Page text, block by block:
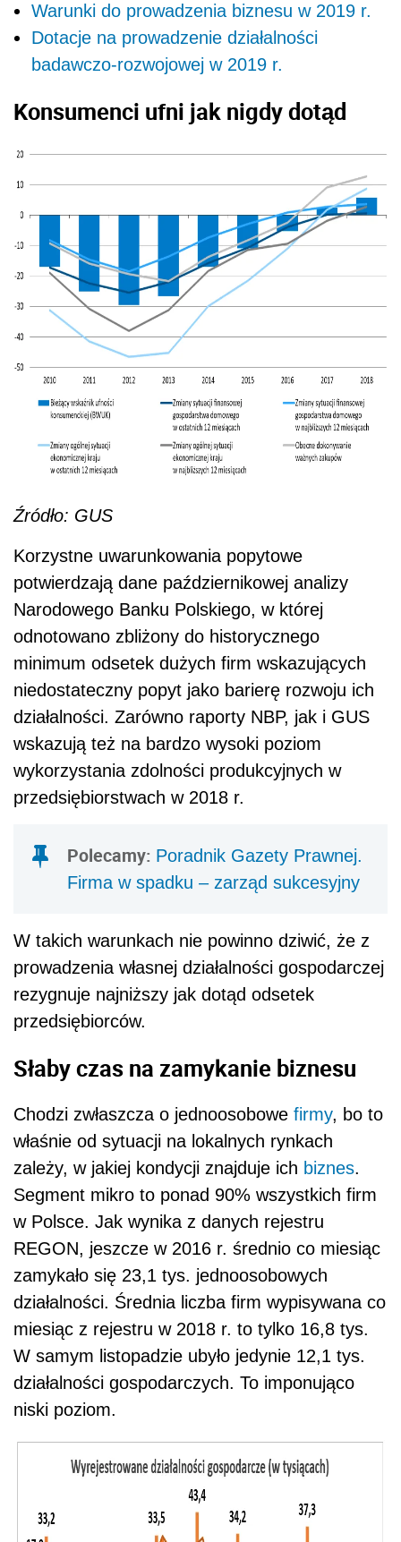
Warunki do prowadzenia biznesu w 2019 r.
Dotacje na prowadzenie działalności
badawczo-rozwojowej w 2019 r.
Konsumenci ufni jak nigdy dotąd
Źródło: GUS
Korzystne uwarunkowania popytowe
potwierdzają dane październikowej analizy
Narodowego Banku Polskiego, w której
odnotowano zbliżony do historycznego
minimum odsetek dużych firm wskazujących
niedostateczny popyt jako barierę rozwoju ich
działalności. Zarówno raporty NBP, jak i GUS
wskazują też na bardzo wysoki poziom
wykorzystania zdolności produkcyjnych w
przedsiębiorstwach w 2018 r.
Polecamy: Poradnik Gazety Prawnej.
Firma w spadku – zarząd sukcesyjny
W takich warunkach nie powinno dziwić, że z
prowadzenia własnej działalności gospodarczej
rezygnuje najniższy jak dotąd odsetek
przedsiębiorców.
Słaby czas na zamykanie biznesu
Chodzi zwłaszcza o jednoosobowe firmy, bo to
właśnie od sytuacji na lokalnych rynkach
zależy, w jakiej kondycji znajduje ich biznes.
Segment mikro to ponad 90% wszystkich firm
w Polsce. Jak wynika z danych rejestru
REGON, jeszcze w 2016 r. średnio co miesiąc
zamykało się 23,1 tys. jednoosobowych
działalności. Średnia liczba firm wypisywana co
miesiąc z rejestru w 2018 r. to tylko 16,8 tys.
W samym listopadzie ubyło jedynie 12,1 tys.
działalności gospodarczych. To imponująco
niski poziom.